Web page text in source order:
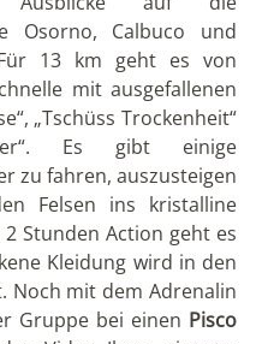
Osorno, Calbuco und
13 km geht es von
mit ausgefallenen
„Tschüss Trockenheit“
Es gibt einige
zu fahren, auszusteigen
Felsen ins kristalline
Stunden Action geht es
Kleidung wird in den
Noch mit dem Adrenalin
Gruppe bei einen Pisco